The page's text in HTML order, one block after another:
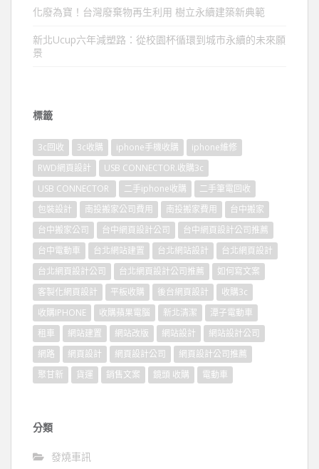
化廢為寶！台灣廢棄物再生利用 樹立永續建築新典範
新北Ucup六年減塑路：從校園杯循環到城市永續的未來願
景
標籤
3c回收 3c收購 iphone手機收購
iphone維修
RWD網頁設計
USB CONNECTOR.收購3c
USB CONNECTOR
二手iphone收購
二手筆電回收
包裝設計
南投搬家公司費用 南投搬家費用
台中搬家
台中搬家公司
台中網頁設計公司
台中網頁設計公司推薦
台中電動車
台北網站建置 台北網站設計
台北網頁設計
台北網頁設計公司
台北網頁設計公司推薦
如何寫文案
客製化網頁設計
平板收購 後台網頁設計
收購3c
收購IPHONE
收購蘋果電腦 新北清潔
潭子電動車
租車
網站建置 網站改版 網站設計
網站設計公司
網路
網頁設計 網頁設計公司
網頁設計公司推薦
聚甘新
貨運 銷售文案 鏡頭 收購 電動車
分類
發燒車訊